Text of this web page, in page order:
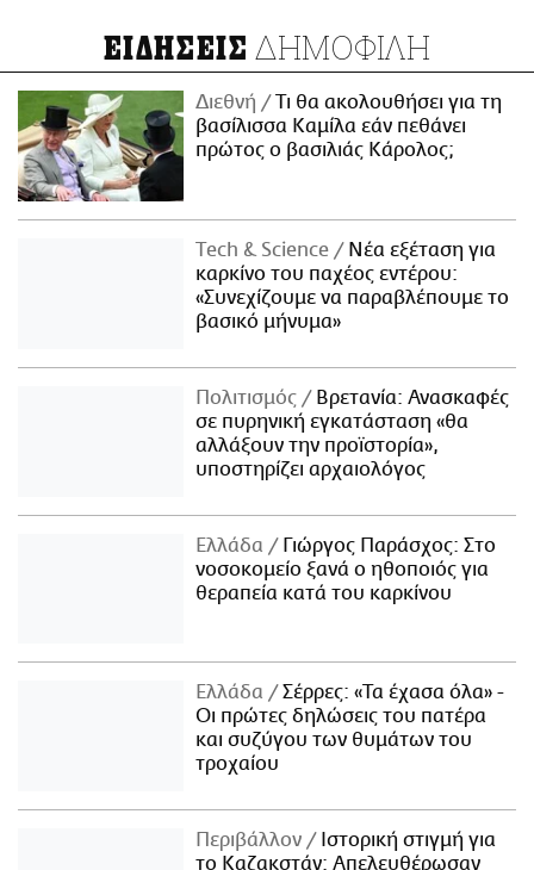
ΕΙΔΗΣΕΙΣ ΔΗΜΟΦΙΛΗ
Διεθνή
Τι θα ακολουθήσει για τη
βασίλισσα Καμίλα εάν πεθάνει
πρώτος ο βασιλιάς Κάρολος;
Τech & Science
Νέα εξέταση για
καρκίνο του παχέος εντέρου:
«Συνεχίζουμε να παραβλέπουμε το
βασικό μήνυμα»
Πολιτισμός
Βρετανία: Ανασκαφές
σε πυρηνική εγκατάσταση «θα
αλλάξουν την προϊστορία»,
υποστηρίζει αρχαιολόγος
Ελλάδα
Γιώργος Παράσχος: Στο
νοσοκομείο ξανά ο ηθοποιός για
θεραπεία κατά του καρκίνου
Ελλάδα
Σέρρες: «Τα έχασα όλα» -
Οι πρώτες δηλώσεις του πατέρα
και συζύγου των θυμάτων του
τροχαίου
Περιβάλλον
Ιστορική στιγμή για
το Καζακστάν: Απελευθέρωσαν